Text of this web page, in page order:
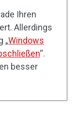
Ihren
Allerdings
„Windows
“.
besser